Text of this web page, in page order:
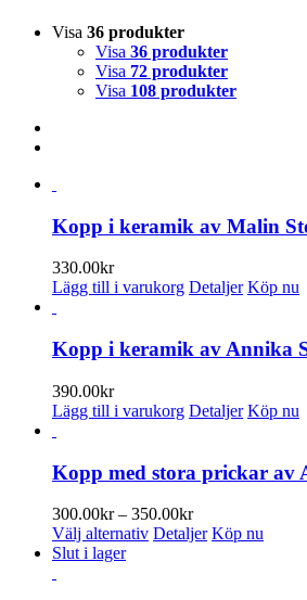
Visa 36 produkter
Visa 36 produkter
Visa 72 produkter
Visa 108 produkter
Kopp i keramik av Malin
330.00kr
Lägg till i varukorg Detaljer Köp nu
Kopp i keramik av Annika
390.00kr
Lägg till i varukorg Detaljer Köp nu
Kopp med stora prickar av
300.00kr – 350.00krPrisintervall:
300.00kr
Välj alternativ Den
Detaljer Köp nu
Slut i lager